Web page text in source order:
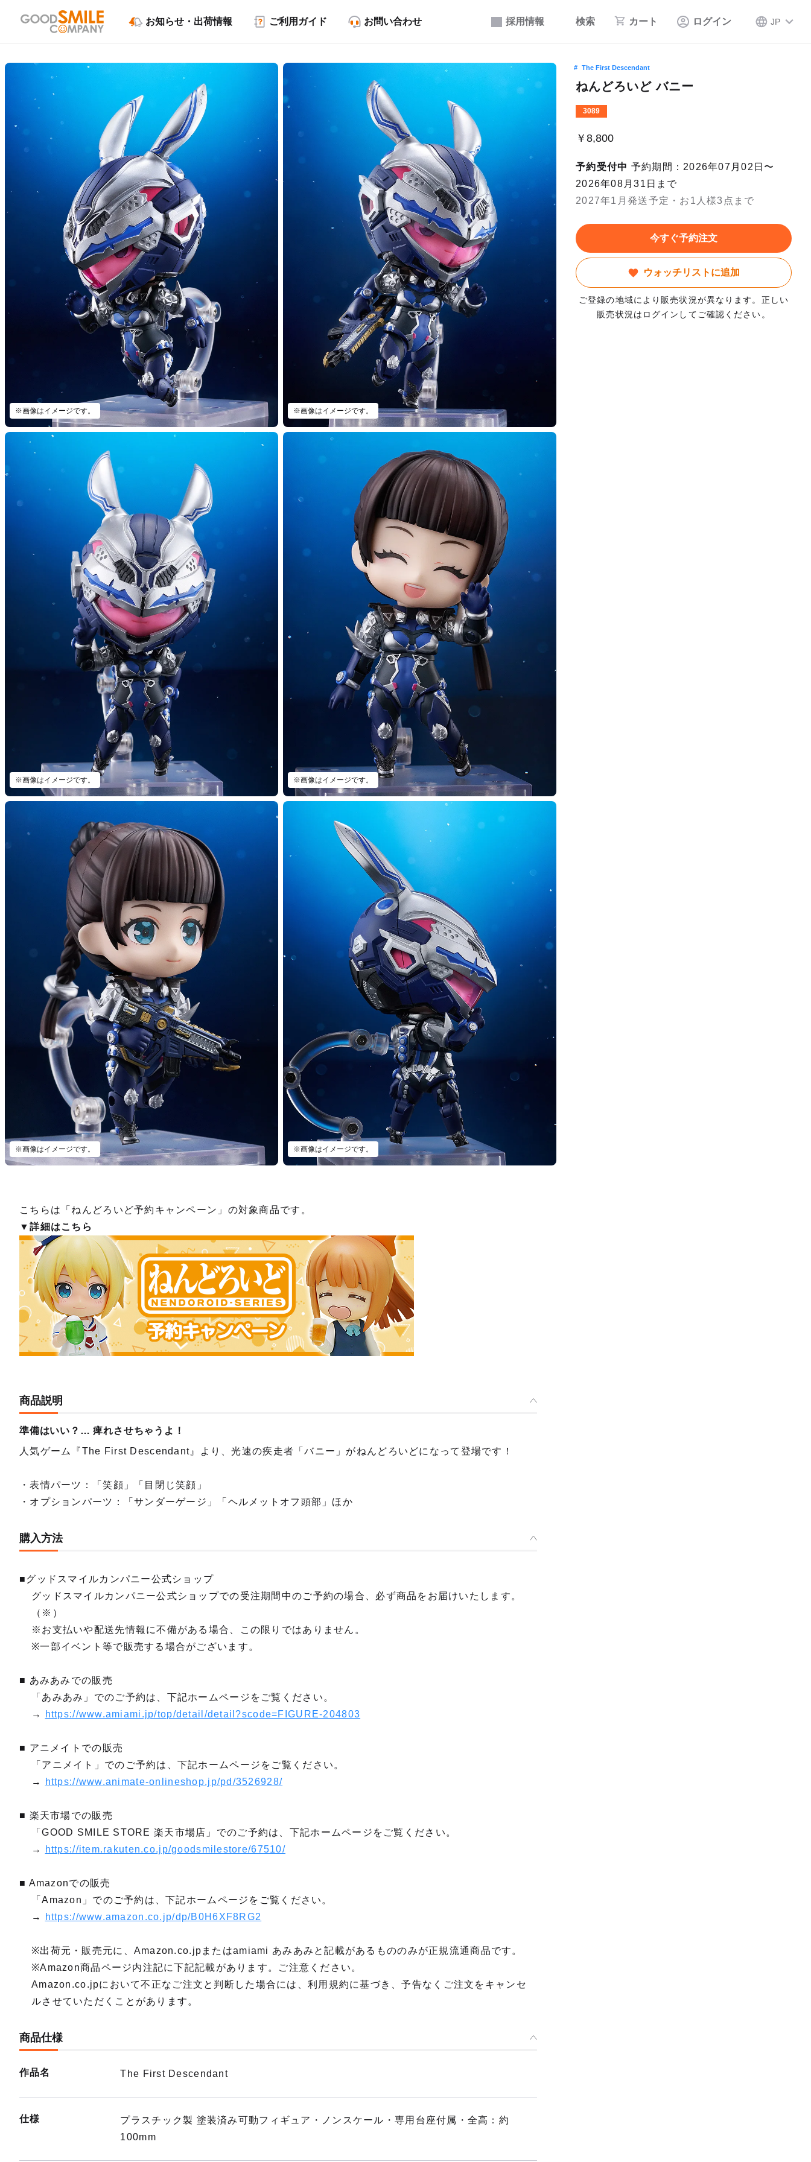
採用情報 検索 カート ログイン JP
お知らせ・出荷情報 ご利用ガイド お問い合わせ
※画像はイメージです。 ※画像はイメージです。
※画像はイメージです。 ※画像はイメージです。
※画像はイメージです。 ※画像はイメージです。
The First Descendant
ねんどろいど バニー
3089
￥8,800
予約受付中 予約期間：2026年07月02日〜
2026年08月31日まで
2027年1月発送予定・お1人様3点まで
今すぐ予約注文
ウォッチリストに追加
ご登録の地域により販売状況が異なります。正しい
販売状況はログインしてご確認ください。
こちらは「ねんどろいど予約キャンペーン」の対象商品です。
▼詳細はこちら
商品説明
準備はいい？… 痺れさせちゃうよ！
人気ゲーム『The First Descendant』より、光速の疾走者「バニー」がねんどろいどになって登場です！
・表情パーツ：「笑顔」「目閉じ笑顔」
・オプションパーツ：「サンダーゲージ」「ヘルメットオフ頭部」ほか
購入方法
■グッドスマイルカンパニー公式ショップ
グッドスマイルカンパニー公式ショップでの受注期間中のご予約の場合、必ず商品をお届けいたします。
（※）
※お支払いや配送先情報に不備がある場合、この限りではありません。
※一部イベント等で販売する場合がございます。
■ あみあみでの販売
「あみあみ」でのご予約は、下記ホームページをご覧ください。
→
https://www.amiami.jp/top/detail/detail?scode=FIGURE-204803
■ アニメイトでの販売
「アニメイト」でのご予約は、下記ホームページをご覧ください。
→
https://www.animate-onlineshop.jp/pd/3526928/
■ 楽天市場での販売
「GOOD SMILE STORE 楽天市場店」でのご予約は、下記ホームページをご覧ください。
→
https://item.rakuten.co.jp/goodsmilestore/67510/
■ Amazonでの販売
「Amazon」でのご予約は、下記ホームページをご覧ください。
→
https://www.amazon.co.jp/dp/B0H6XF8RG2
※出荷元・販売元に、Amazon.co.jpまたはamiami あみあみと記載があるもののみが正規流通商品です。
※Amazon商品ページ内注記に下記記載があります。ご注意ください。
Amazon.co.jpにおいて不正なご注文と判断した場合には、利用規約に基づき、予告なくご注文をキャンセ
ルさせていただくことがあります。
商品仕様
作品名 The First Descendant
仕様
プラスチック製 塗装済み可動フィギュア・ノンスケール・専用台座付属・全高：約
100mm